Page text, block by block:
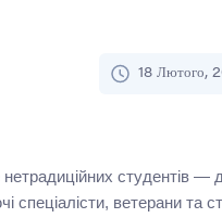
18 Лютого,
студентів —
ветерани та